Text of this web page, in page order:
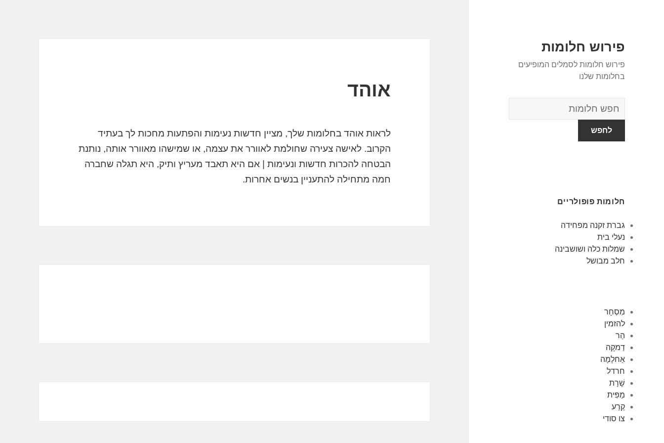
פירוש חלומות
פירוש חלומות לסמלים המופיעים
בחלומות שלנו
מילון
החלומות
חלומות פופולריים
גברת זקנה מפחידה
נעלי בית
שמלות כלה ושושבינה
חלב מבושל
מִסְחָר
להזמין
הַר
דַמקָה
אַחלָמָה
חרדל
שָׁרָת
מַפִּית
קֶרַע
צו סודי
אוהד
לראות אוהד בחלומות שלך, מציין חדשות נעימות והפתעות מחכות לך בעתיד
הקרוב. לאישה צעירה שחולמת לאוורר את עצמה, או שמישהו מאוורר אותה, נותנת
הבטחה להכרות חדשות ונעימות | אם היא תאבד מעריץ ותיק, היא תגלה שחברה
חמה מתחילה להתעניין בנשים אחרות.